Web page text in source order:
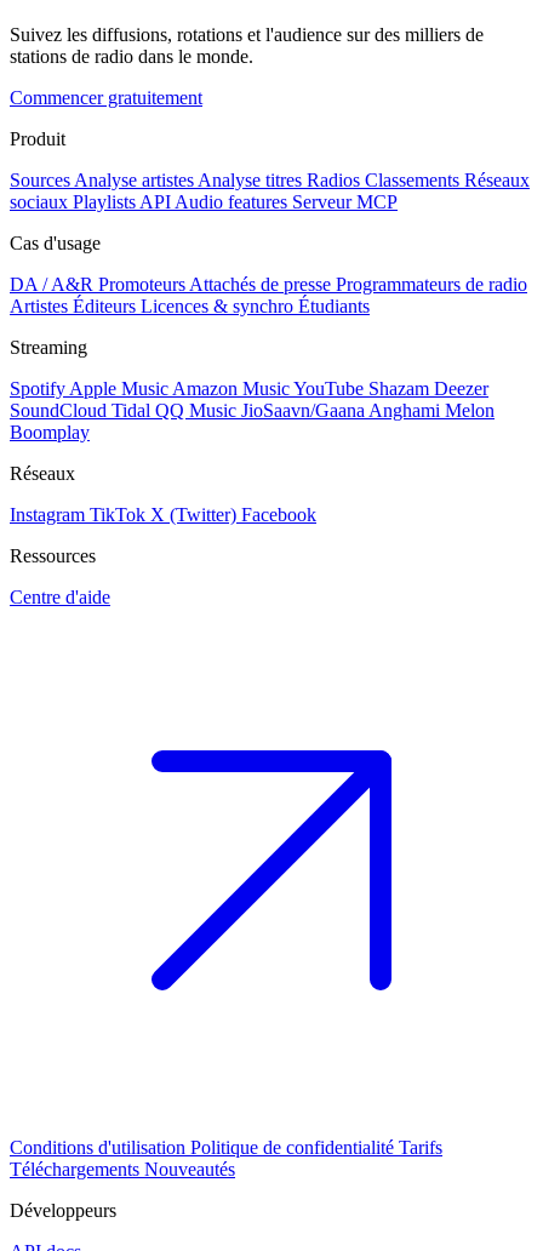
Suivez les diffusions, rotations et l'audience sur des milliers de
stations de radio dans le monde.
Commencer gratuitement
Produit
Sources Analyse artistes Analyse titres Radios Classements Réseaux
sociaux Playlists API Audio features Serveur MCP
Cas d'usage
DA / A&R Promoteurs Attachés de presse Programmateurs de radio
Artistes Éditeurs Licences & synchro Étudiants
Streaming
Spotify Apple Music Amazon MusicYouTube Shazam Deezer
SoundCloud Tidal QQ Music JioSaavn/Gaana Anghami Melon
Boomplay
Réseaux
Instagram TikTok X (Twitter) Facebook
Ressources
Centre d'aide
Conditions d'utilisation Politique de confidentialité Tarifs
Téléchargements Nouveautés
Développeurs